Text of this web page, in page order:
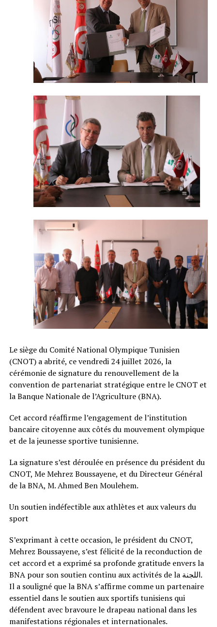
Le siège du Comité National Olympique Tunisien
(CNOT) a abrité, ce vendredi 24 juillet 2026, la
cérémonie de signature du renouvellement de la
convention de partenariat stratégique entre le CNOT et
la Banque Nationale de l’Agriculture (BNA).
Cet accord réaffirme l’engagement de l’institution
bancaire citoyenne aux côtés du mouvement olympique
et de la jeunesse sportive tunisienne.
La signature s’est déroulée en présence du président du
CNOT, Me Mehrez Boussayene, et du Directeur Général
de la BNA, M. Ahmed Ben Moulehem.
Un soutien indéfectible aux athlètes et aux valeurs du
sport
S’exprimant à cette occasion, le président du CNOT,
Mehrez Boussayene, s’est félicité de la reconduction de
cet accord et a exprimé sa profonde gratitude envers la
BNA pour son soutien continu aux activités de la اللجنة.
Il a souligné que la BNA s’affirme comme un partenaire
essentiel dans le soutien aux sportifs tunisiens qui
défendent avec bravoure le drapeau national dans les
manifestations régionales et internationales.